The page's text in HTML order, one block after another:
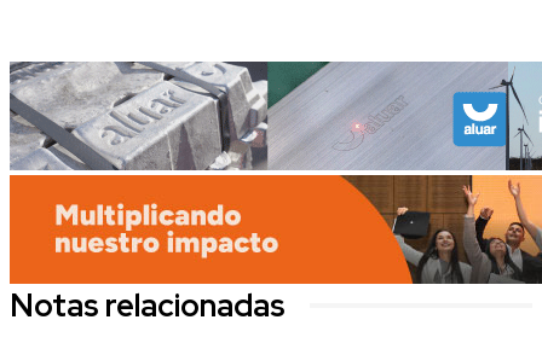
Notas relacionadas